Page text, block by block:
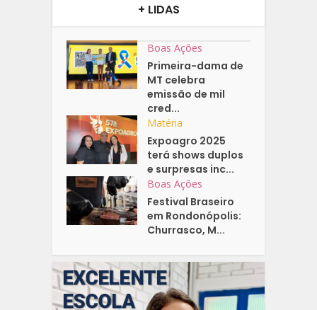
+ LIDAS
Boas Ações
Primeira-dama de
MT celebra
emissão de mil
cred...
Matéria
Expoagro 2025
terá shows duplos
e surpresas inc...
Boas Ações
Festival Braseiro
em Rondonópolis:
Churrasco, M...